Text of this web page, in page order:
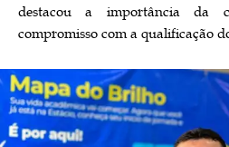
destacou a importância da
compromisso com a qualificação